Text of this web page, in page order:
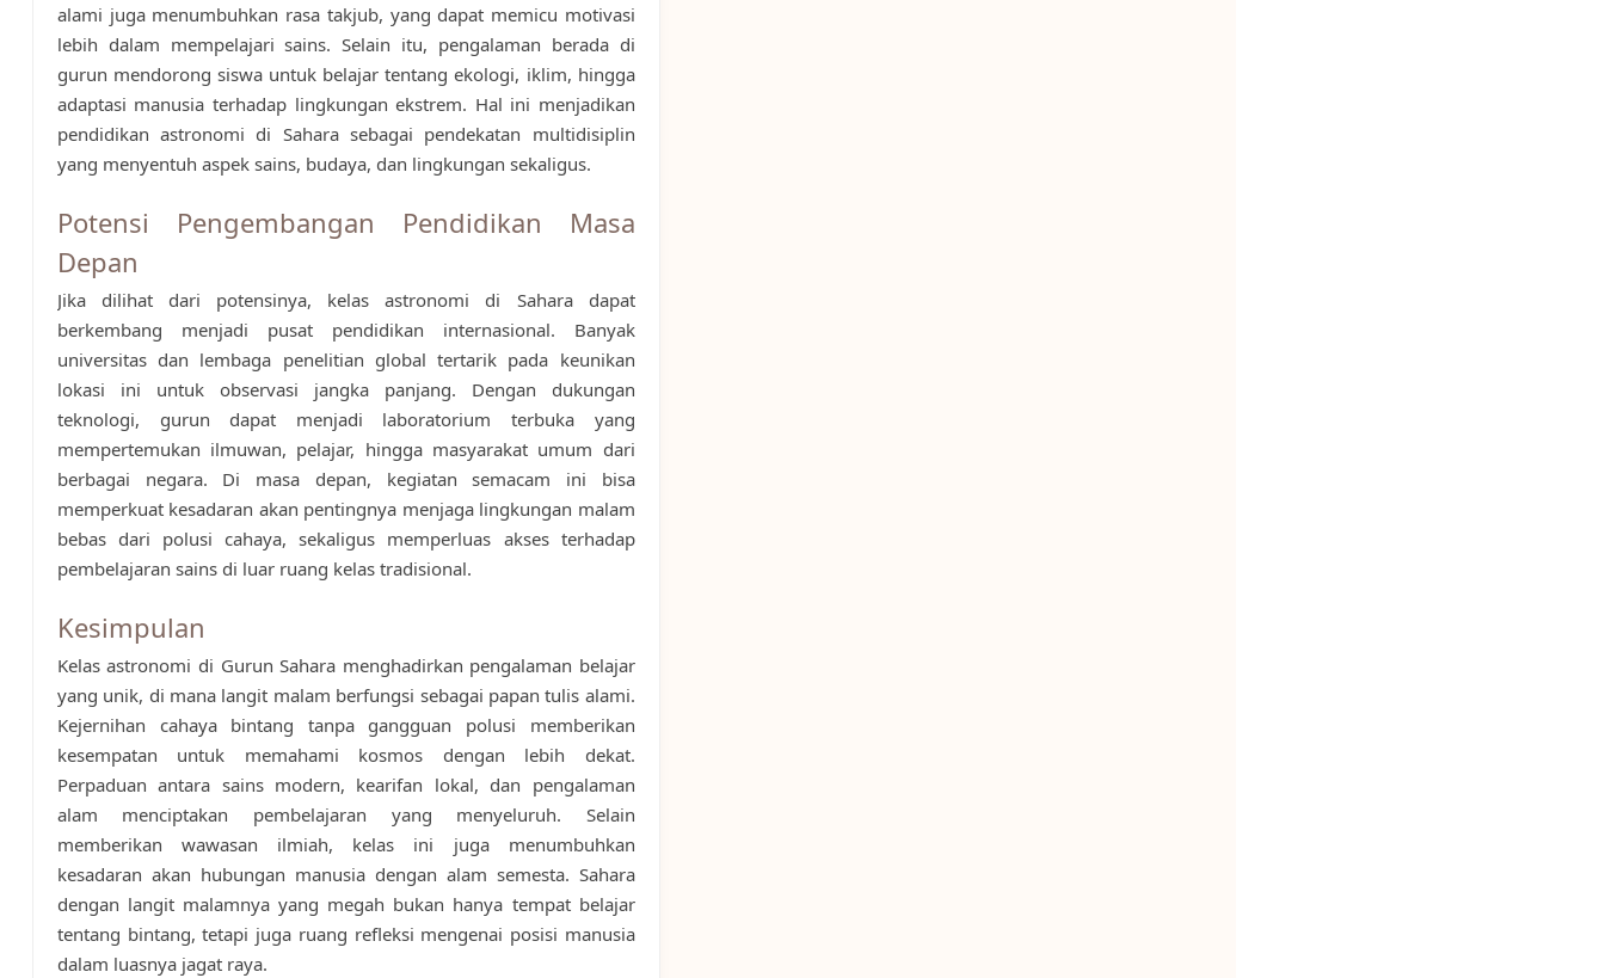
alami juga menumbuhkan rasa takjub, yang dapat memicu motivasi
lebih dalam mempelajari sains. Selain itu, pengalaman berada di
gurun mendorong siswa untuk belajar tentang ekologi, iklim, hingga
adaptasi manusia terhadap lingkungan ekstrem. Hal ini menjadikan
pendidikan astronomi di Sahara sebagai pendekatan multidisiplin
yang menyentuh aspek sains, budaya, dan lingkungan sekaligus.
Potensi Pengembangan Pendidikan Masa
Depan
Jika dilihat dari potensinya, kelas astronomi di Sahara dapat
berkembang menjadi pusat pendidikan internasional. Banyak
universitas dan lembaga penelitian global tertarik pada keunikan
lokasi ini untuk observasi jangka panjang. Dengan dukungan
teknologi, gurun dapat menjadi laboratorium terbuka yang
mempertemukan ilmuwan, pelajar, hingga masyarakat umum dari
berbagai negara. Di masa depan, kegiatan semacam ini bisa
memperkuat kesadaran akan pentingnya menjaga lingkungan malam
bebas dari polusi cahaya, sekaligus memperluas akses terhadap
pembelajaran sains di luar ruang kelas tradisional.
Kesimpulan
Kelas astronomi di Gurun Sahara menghadirkan pengalaman belajar
yang unik, di mana langit malam berfungsi sebagai papan tulis alami.
Kejernihan cahaya bintang tanpa gangguan polusi memberikan
kesempatan untuk memahami kosmos dengan lebih dekat.
Perpaduan antara sains modern, kearifan lokal, dan pengalaman
alam menciptakan pembelajaran yang menyeluruh. Selain
memberikan wawasan ilmiah, kelas ini juga menumbuhkan
kesadaran akan hubungan manusia dengan alam semesta. Sahara
dengan langit malamnya yang megah bukan hanya tempat belajar
tentang bintang, tetapi juga ruang refleksi mengenai posisi manusia
dalam luasnya jagat raya.